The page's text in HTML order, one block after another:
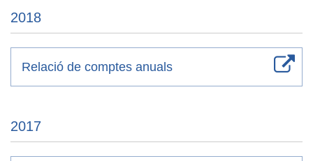
2018
Relació de comptes anuals
2017